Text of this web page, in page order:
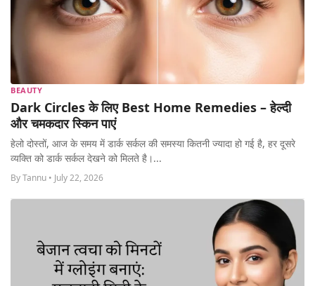
BEAUTY
Dark Circles के लिए Best Home Remedies – हेल्दी
और चमकदार स्किन पाएं
हेलो दोस्तों, आज के समय में डार्क सर्कल की समस्या कितनी ज्यादा हो गई है, हर दूसरे
व्यक्ति को डार्क सर्कल देखने को मिलते है।...
By Tannu • July 22, 2026